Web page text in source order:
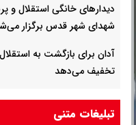
دیدارهای خانگی استقلال و
شهدای شهر قدس برگزار
آدان برای بازگشت به
تخفیف می‌دهد
ایران و آذربایجان برای
کردند
تبلیغات متنی